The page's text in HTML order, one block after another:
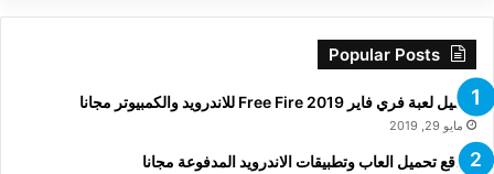
Popular Posts
تحميل لعبة فري فاير Free Fire 2019 للاندرويد والكمبيوتر مجانا
مايو 29, 2019
مواقع تحميل العاب وتطبيقات الاندرويد المدفوعة مجانا